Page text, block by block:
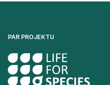
PAR PROJEKTU